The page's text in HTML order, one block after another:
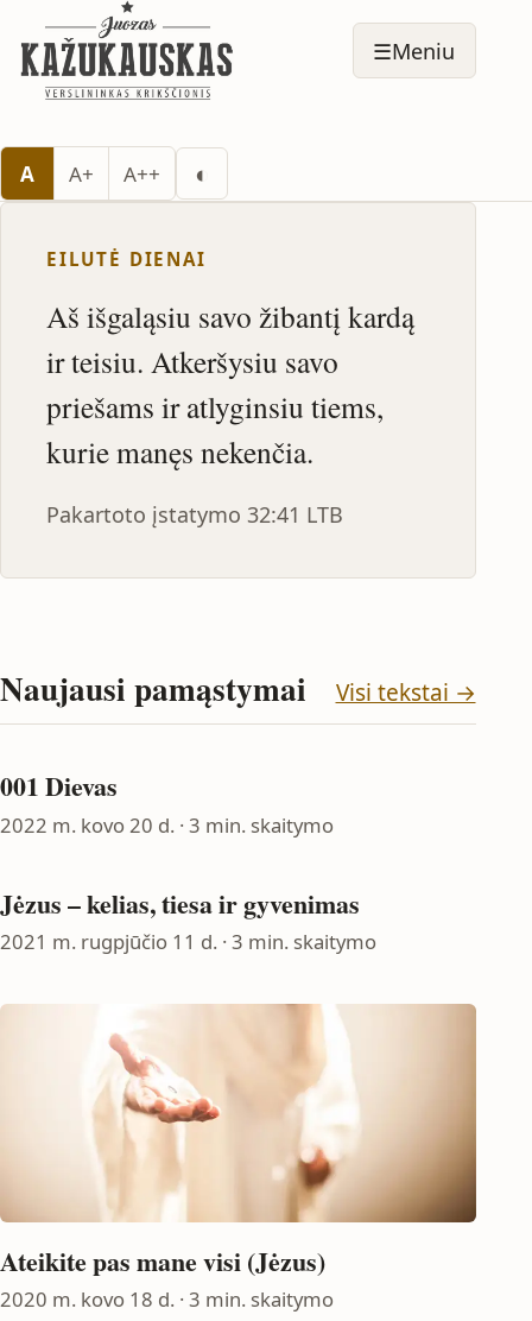
☰Meniu
A A+ A++ ◐
EILUTĖ DIENAI
Aš išgaląsiu savo žibantį kardą
ir teisiu. Atkeršysiu savo
priešams ir atlyginsiu tiems,
kurie manęs nekenčia.
Pakartoto įstatymo 32:41 LTB
Naujausi pamąstymai Visi tekstai →
001 Dievas
2022 m. kovo 20 d. · 3 min. skaitymo
Jėzus – kelias, tiesa ir gyvenimas
2021 m. rugpjūčio 11 d. · 3 min. skaitymo
Ateikite pas mane visi (Jėzus)
2020 m. kovo 18 d. · 3 min. skaitymo